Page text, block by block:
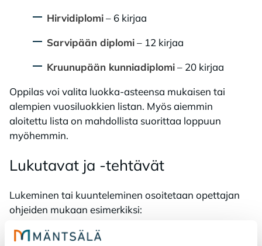
Hirvidiplomi– 6 kirjaa
Sarvipään diplomi– 12 kirjaa
Kruunupään kunniadiplomi– 20 kirjaa
Oppilas voi valita luokka-asteensa mukaisen tai
alempien vuosiluokkien listan. Myös aiemmin
aloitettu lista on mahdollista suorittaa loppuun
myöhemmin.
Lu­ku­ta­vat ja -teh­tä­vät
Lukeminen tai kuunteleminen osoitetaan opettajan
ohjeiden mukaan esimerkiksi:
keskustelemalla kirjasta